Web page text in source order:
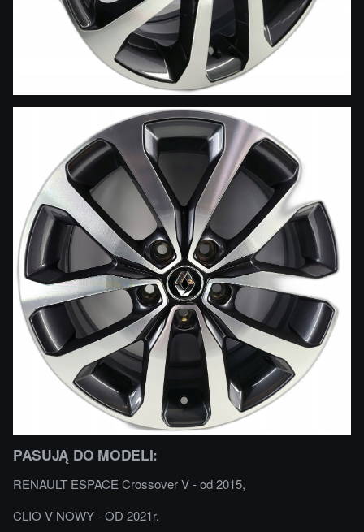
PASUJĄ DO MODELI:
RENAULT ESPACE Crossover V - od 2015,
CLIO V NOWY - OD 2021r.